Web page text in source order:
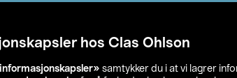
hos Clas Ohlson
samtykker du i at vi lagrer